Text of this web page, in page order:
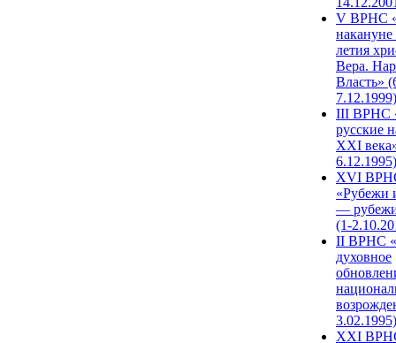
V ВРНС
накануне
летия
Вера.
Власть»
7.12.1999)
III ВРНС
русские
XXI
6.12.1995)
XVI
«Рубежи
—
(1-
II ВРНС
духовное
3.02.1995)
XХI